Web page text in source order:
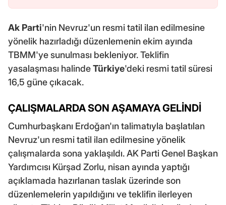
Ak Parti'nin Nevruz'un resmi tatil ilan edilmesine
yönelik hazırladığı düzenlemenin ekim ayında
TBMM'ye sunulması bekleniyor. Teklifin
yasalaşması halindeTürkiye'deki resmi tatil süresi
16,5 güne çıkacak.
ÇALIŞMALARDA SON AŞAMAYA GELİNDİ
Cumhurbaşkanı Erdoğan'ın talimatıyla başlatılan
Nevruz'un resmi tatil ilan edilmesine yönelik
çalışmalarda sona yaklaşıldı. AK Parti Genel Başkan
Yardımcısı Kürşad Zorlu, nisan ayında yaptığı
açıklamada hazırlanan taslak üzerinde son
düzenlemelerin yapıldığını ve teklifin ilerleyen